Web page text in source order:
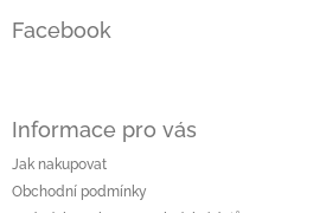
Facebook
Informace pro vás
Jak nakupovat
Obchodní podmínky